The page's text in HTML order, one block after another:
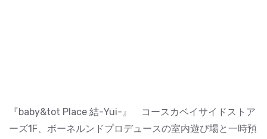
『baby&tot Place 結-Yui-』 コースカベイサイドストア
ーズ1F、ボーネルンドプロデュースの室内遊び場と一時預